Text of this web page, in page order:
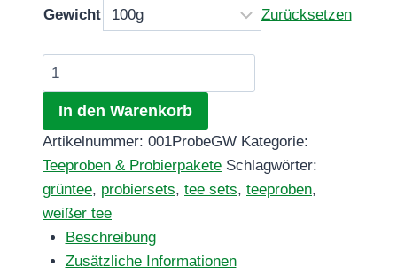
Gewicht Zurücksetzen
Probier
Set
Grüntee
&
Weißer
Tee
Menge
In den Warenkorb
Artikelnummer: 001ProbeGW Kategorie:
Teeproben & Probierpakete Schlagwörter:
grüntee, probiersets, tee sets, teeproben,
weißer tee
Beschreibung
Zusätzliche Informationen